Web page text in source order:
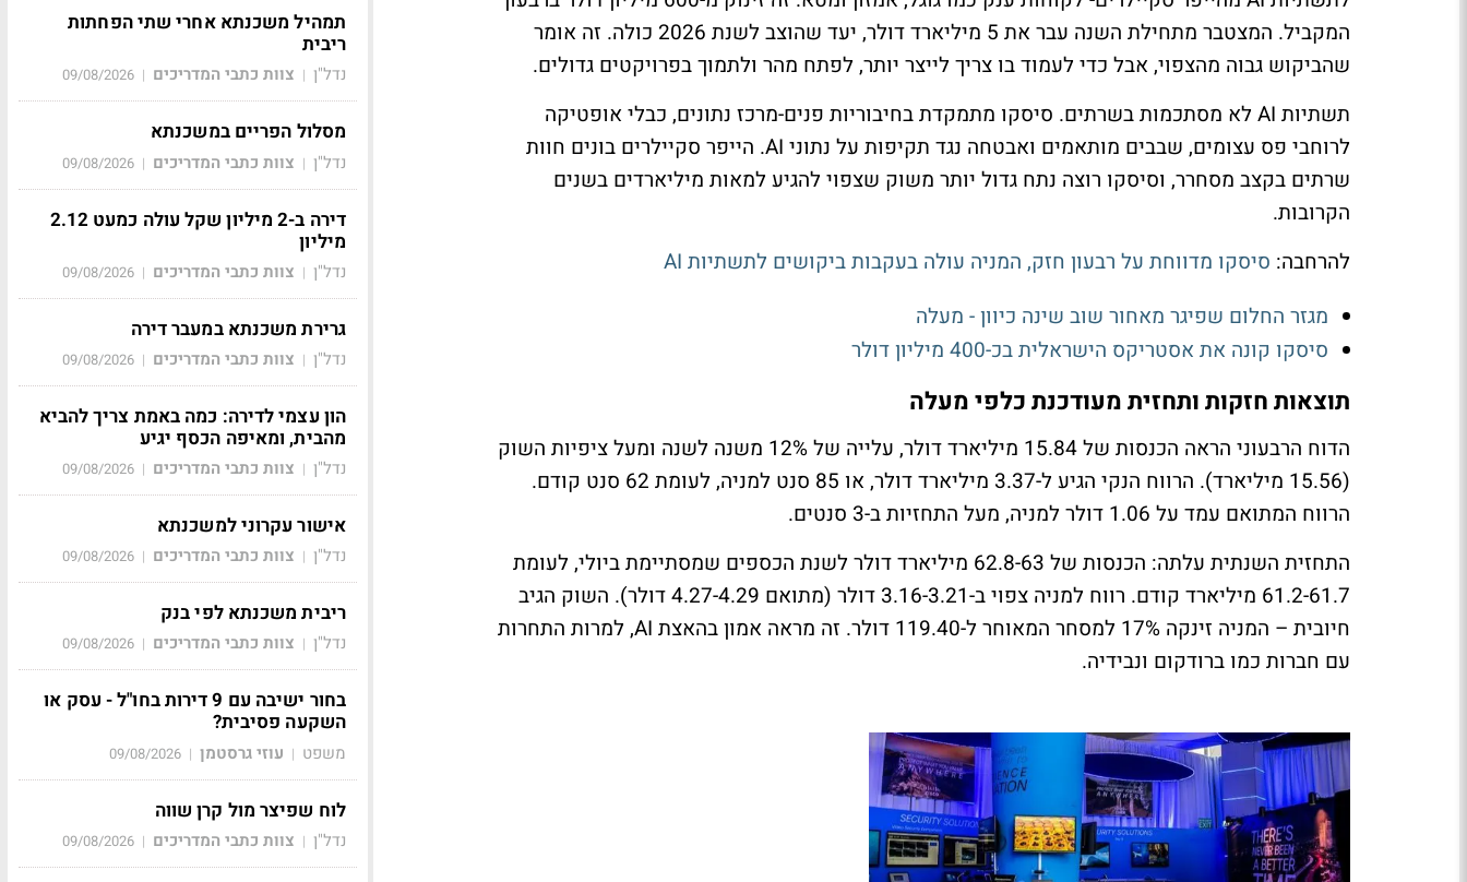
המקביל. המצטבר מתחילת השנה עבר את 5 מיליארד דולר, יעד שהוצב לשנת 2026 כולה. זה אומר
שהביקוש גבוה מהצפוי, אבל כדי לעמוד בו צריך לייצר יותר, לפתח מהר ולתמוך בפרויקטים גדולים.
תשתיות AI לא מסתכמות בשרתים. סיסקו מתמקדת בחיבוריות פנים-מרכז נתונים, כבלי אופטיקה
לרוחבי פס עצומים, שבבים מותאמים ואבטחה נגד תקיפות על נתוני AI. הייפר סקיילרים בונים חוות
שרתים בקצב מסחרר, וסיסקו רוצה נתח גדול יותר משוק שצפוי להגיע למאות מיליארדים בשנים
הקרובות.
להרחבה: סיסקו מדווחת על רבעון חזק, המניה עולה בעקבות ביקושים לתשתיות AI
מגזר החלום שפיגר מאחור שוב שינה כיוון - מעלה
סיסקו קונה את אסטריקס הישראלית בכ-400 מיליון דולר
תוצאות חזקות ותחזית מעודכנת כלפי מעלה
הדוח הרבעוני הראה הכנסות של 15.84 מיליארד דולר, עלייה של 12% משנה לשנה ומעל ציפיות השוק
(15.56 מיליארד). הרווח הנקי הגיע ל-3.37 מיליארד דולר, או 85 סנט למניה, לעומת 62 סנט קודם.
הרווח המתואם עמד על 1.06 דולר למניה, מעל התחזיות ב-3 סנטים.
התחזית השנתית עלתה: הכנסות של 62.8-63 מיליארד דולר לשנת הכספים שמסתיימת ביולי, לעומת
61.2-61.7 מיליארד קודם. רווח למניה צפוי ב-3.16-3.21 דולר (מתואם 4.27-4.29 דולר). השוק הגיב
חיובית – המניה זינקה 17% למסחר המאוחר ל-119.40 דולר. זה מראה אמון בהאצת AI, למרות התחרות
עם חברות כמו ברודקום ונבידיה.
תמהיל משכנתא אחרי שתי הפחתות
ריבית
נדל"ן | צוות כתבי המדריכים |
09/08/2026
מסלול הפריים במשכנתא
נדל"ן | צוות כתבי המדריכים |
09/08/2026
דירה ב-2 מיליון שקל עולה כמעט 2.12
מיליון
נדל"ן | צוות כתבי המדריכים |
09/08/2026
גרירת משכנתא במעבר דירה
נדל"ן | צוות כתבי המדריכים |
09/08/2026
הון עצמי לדירה: כמה באמת צריך להביא
מהבית, ומאיפה הכסף יגיע
נדל"ן | צוות כתבי המדריכים |
09/08/2026
אישור עקרוני למשכנתא
נדל"ן | צוות כתבי המדריכים |
09/08/2026
ריבית משכנתא לפי בנק
נדל"ן | צוות כתבי המדריכים |
09/08/2026
בחור ישיבה עם 9 דירות בחו"ל - עסק או
השקעה פסיבית?
משפט | עוזי גרסטמן |
09/08/2026
לוח שפיצר מול קרן שווה
נדל"ן | צוות כתבי המדריכים |
09/08/2026